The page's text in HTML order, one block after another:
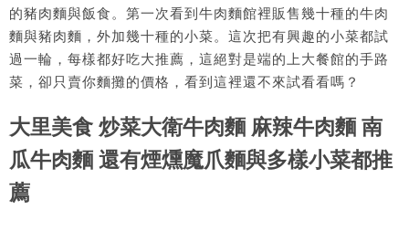
的豬肉麵與飯食。第一次看到牛肉麵館裡販售幾十種的牛肉
麵與豬肉麵，外加幾十種的小菜。這次把有興趣的小菜都試
過一輪，每樣都好吃大推薦，這絕對是端的上大餐館的手路
菜，卻只賣你麵攤的價格，看到這裡還不來試看看嗎？
大里美食 炒菜大衛牛肉麵 麻辣牛肉麵 南
瓜牛肉麵 還有煙燻魔爪麵與多樣小菜都推
薦